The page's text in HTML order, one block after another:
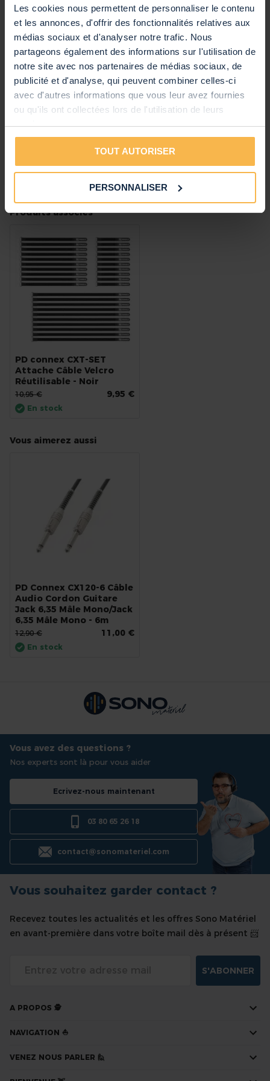
Les cookies nous permettent de personnaliser le contenu
et les annonces, d'offrir des fonctionnalités relatives aux
médias sociaux et d'analyser notre trafic. Nous
partageons également des informations sur l'utilisation de
notre site avec nos partenaires de médias sociaux, de
publicité et d'analyse, qui peuvent combiner celles-ci
avec d'autres informations que vous leur avez fournies
ou qu'ils ont collectées lors de l'utilisation de leurs
services.
TOUT AUTORISER
PERSONNALISER
Evaluation
POSTER LE COMMENTAIRE
Produits associés
PD connex CXT-SET
Attache Câble Velcro
Réutilisable - Noir
9,95 €
10,95 €
En stock
Vous aimerez aussi
PD Connex CX120-6 Câble
Audio Cordon Guitare
Jack 6,35 Mâle Mono/Jack
6,35 Mâle Mono - 6m
11,00 €
12,90 €
En stock
Vous avez des questions ?
Nos experts sont là pour vous aider
Ecrivez-nous maintenant
03 80 65 26 18
contact@sonomateriel.com
Vous souhaitez garder contact ?
Recevez toutes les actualités et les offres Sono Matériel
en avant-première dans votre boîte mail dès à présent 📨
S'ABONNER
A PROPOS 🕵
NAVIGATION ⛵
VENEZ NOUS PARLER 🙋